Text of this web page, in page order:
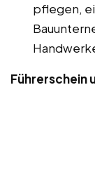
pflegen,
Führerschein